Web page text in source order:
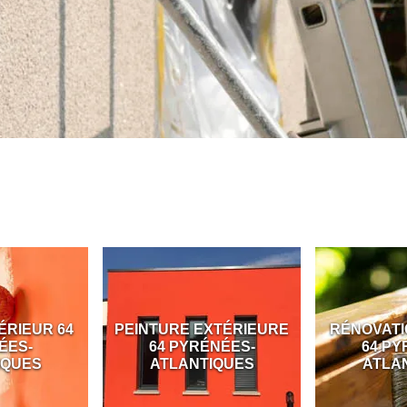
64
PEINTURE EXTÉRIEURE
64 PYRÉNÉES-
ATLANTIQUES
64